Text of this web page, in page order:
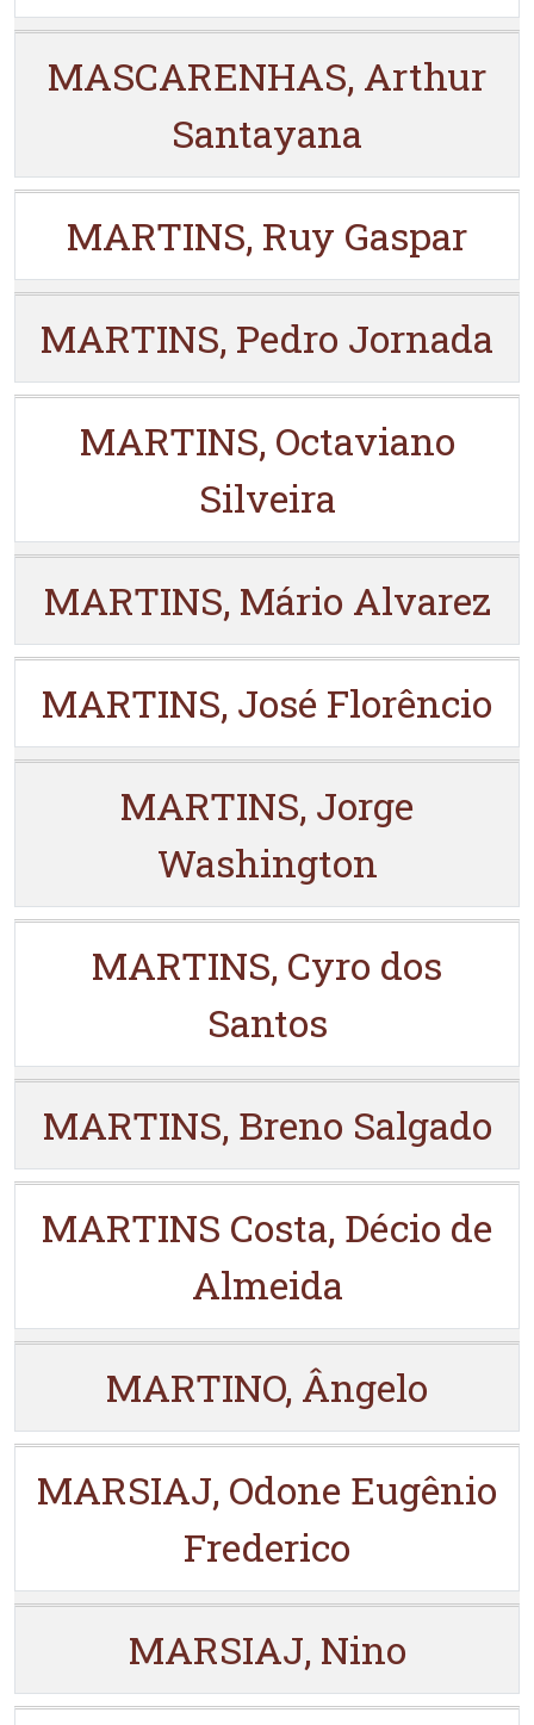
MASCARENHAS, Arthur
Santayana
MARTINS, Ruy Gaspar
MARTINS, Pedro Jornada
MARTINS, Octaviano
Silveira
MARTINS, Mário Alvarez
MARTINS, José Florêncio
MARTINS, Jorge
Washington
MARTINS, Cyro dos
Santos
MARTINS, Breno Salgado
MARTINS Costa, Décio de
Almeida
MARTINO, Ângelo
MARSIAJ, Odone Eugênio
Frederico
MARSIAJ, Nino